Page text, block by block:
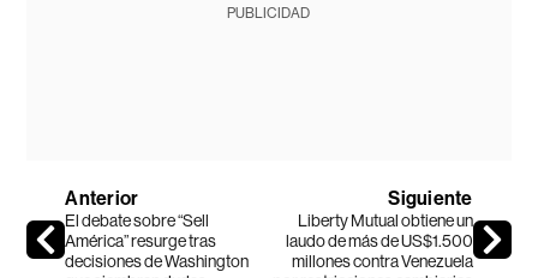
PUBLICIDAD
Anterior
El debate sobre “Sell
América” resurge tras
decisiones de Washington
Siguiente
Liberty Mutual obtiene un
laudo de más de US$1.500
millones contra Venezuela